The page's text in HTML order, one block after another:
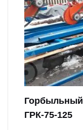
Горбыльный
ГРК-75-125